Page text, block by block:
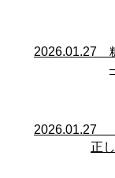
​​2026.01.27
​​2026.01.27
正